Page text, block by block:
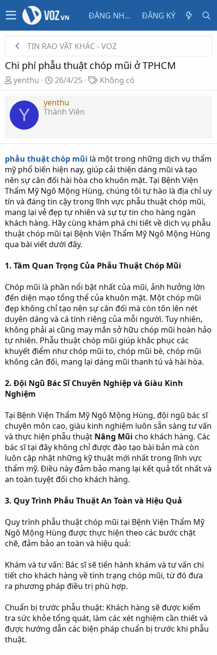
ĐĂNG NHẬP ĐĂNG KÝ
TIN RAO VẶT KHÁC - VOZ
Chi phí phẫu thuật chóp mũi ở TPHCM
T
h
r
a
s
a
r
t
e
r
yenthu
N
g
à
y
i
26/4/25
T
ừ
Không có
Y
yenthu
Thành Viên
phẫu thuật chóp mũi là một trong những dịch vụ thẩm
mỹ phổ biến hiện nay, giúp cải thiện dáng mũi và tạo
nên sự cân đối hài hòa cho khuôn mặt. Tại Bệnh Viện
Thẩm Mỹ Ngô Mộng Hùng, chúng tôi tự hào là địa chỉ uy
tín và đáng tin cậy trong lĩnh vực phẫu thuật chóp mũi,
mang lại vẻ đẹp tự nhiên và sự tự tin cho hàng ngàn
khách hàng. Hãy cùng khám phá chi tiết về dịch vụ phẫu
thuật chóp mũi tại Bệnh Viện Thẩm Mỹ Ngô Mộng Hùng
qua bài viết dưới đây.
1. Tầm Quan Trọng Của Phẫu Thuật Chóp Mũi
Chóp mũi là phần nổi bật nhất của mũi, ảnh hưởng lớn
đến diện mạo tổng thể của khuôn mặt. Một chóp mũi
đẹp không chỉ tạo nên sự cân đối mà còn tôn lên nét
duyên dáng và cá tính riêng của mỗi người. Tuy nhiên,
không phải ai cũng may mắn sở hữu chóp mũi hoàn hảo
tự nhiên. Phẫu thuật chóp mũi giúp khắc phục các
khuyết điểm như chóp mũi to, chóp mũi bè, chóp mũi
không cân đối, mang lại dáng mũi thanh tú và hài hòa.
2. Đội Ngũ Bác Sĩ Chuyên Nghiệp và Giàu Kinh
Nghiệm
Tại Bệnh Viện Thẩm Mỹ Ngô Mộng Hùng, đội ngũ bác sĩ
chuyên môn cao, giàu kinh nghiệm luôn sẵn sàng tư vấn
và thực hiện phẫu thuật Nâng Mũi cho khách hàng. Các
bác sĩ tại đây không chỉ được đào tạo bài bản mà còn
luôn cập nhật những kỹ thuật mới nhất trong lĩnh vực
thẩm mỹ. Điều này đảm bảo mang lại kết quả tốt nhất và
an toàn tuyệt đối cho khách hàng.
3. Quy Trình Phẫu Thuật An Toàn và Hiệu Quả
Quy trình phẫu thuật chóp mũi tại Bệnh Viện Thẩm Mỹ
Ngô Mộng Hùng được thực hiện theo các bước chặt
chẽ, đảm bảo an toàn và hiệu quả:
Khám và tư vấn: Bác sĩ sẽ tiến hành khám và tư vấn chi
tiết cho khách hàng về tình trạng chóp mũi, từ đó đưa
ra phương pháp điều trị phù hợp.
Chuẩn bị trước phẫu thuật: Khách hàng sẽ được kiểm
tra sức khỏe tổng quát, làm các xét nghiệm cần thiết và
được hướng dẫn các biện pháp chuẩn bị trước khi phẫu
thuật.